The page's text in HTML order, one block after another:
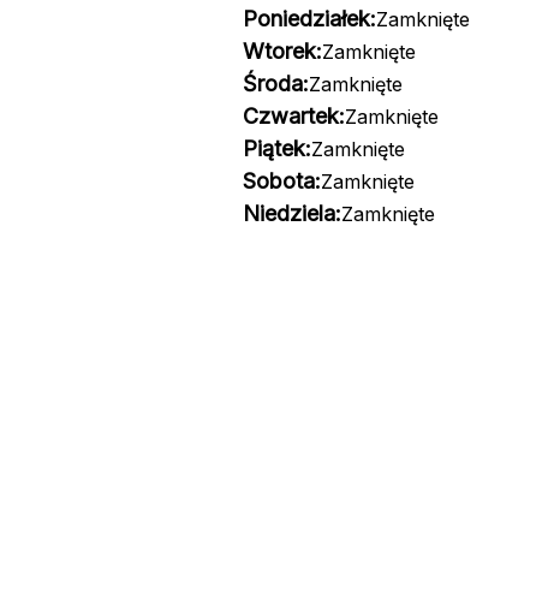
Poniedziałek:Zamknięte
Wtorek:Zamknięte
Środa:Zamknięte
Czwartek:Zamknięte
Piątek:Zamknięte
Sobota:Zamknięte
Niedziela:Zamknięte